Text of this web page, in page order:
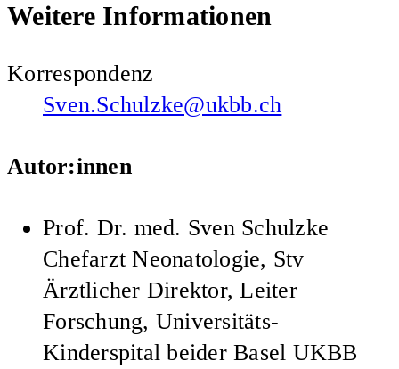
Weitere Informationen
Korrespondenz
Sven.Schulzke@ukbb.ch
Autor:innen
Prof. Dr. med. Sven Schulzke
Chefarzt Neonatologie, Stv
Ärztlicher Direktor, Leiter
Forschung, Universitäts-
Kinderspital beider Basel UKBB